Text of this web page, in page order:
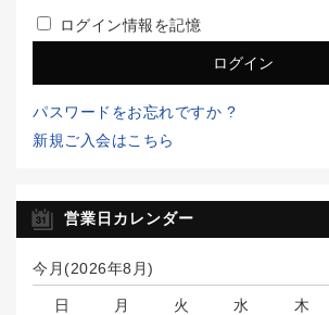
ログイン情報を記憶
パスワードをお忘れですか ?
新規ご入会はこちら
営業日カレンダー
今月(2026年8月)
日 月 火 水 木